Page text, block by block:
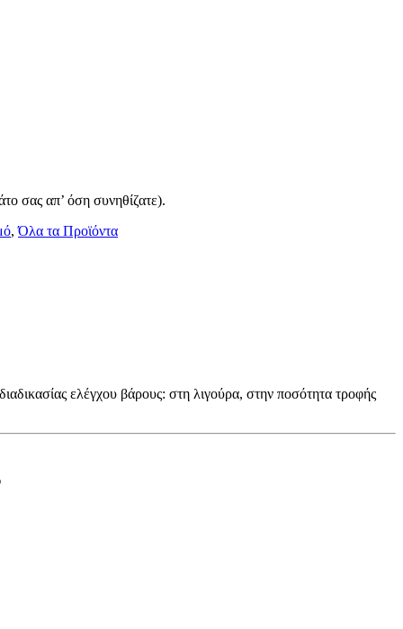
σας απ’ όση συνηθίζατε).
, Όλα τα Προϊόντα
ελέγχου βάρους: στη λιγούρα, στην ποσότητα τροφής